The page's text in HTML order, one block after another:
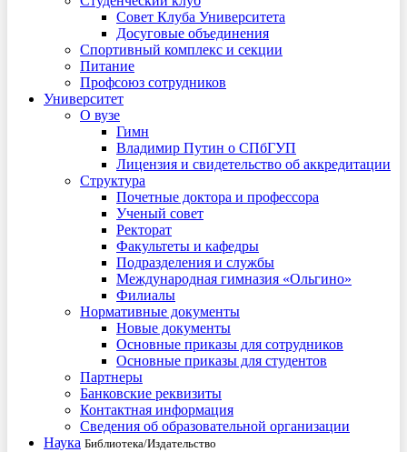
Совет Клуба Университета
Досуговые объединения
Спортивный комплекс и секции
Питание
Профсоюз сотрудников
Университет
О вузе
Гимн
Владимир Путин о СПбГУП
Лицензия и свидетельство об аккредитации
Структура
Почетные доктора и профессора
Ученый совет
Ректорат
Факультеты и кафедры
Подразделения и службы
Международная гимназия «Ольгино»
Филиалы
Нормативные документы
Новые документы
Основные приказы для сотрудников
Основные приказы для студентов
Партнеры
Банковские реквизиты
Контактная информация
Сведения об образовательной организации
Наука Библиотека/Издательство